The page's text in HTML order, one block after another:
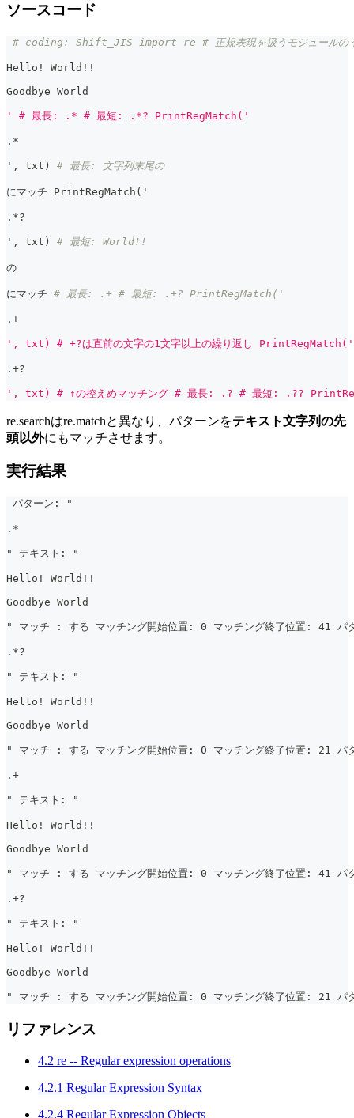
ソースコード
# coding: Shift_JIS import re # 正規表現を扱うモジュー
Hello! World!!
Goodbye World
' # 最長: .* # 最短: .*? PrintRegMatch('
. *
' , txt ) # 最長: 文字列末尾の
にマッチ PrintRegMatch ( '
. *?
' , txt ) # 最短: World!!
の
にマッチ # 最長: .+ # 最短: .+? PrintRegMatch('
. +
', txt) # +?は直前の文字の1文字以上の繰り返し PrintRegMatch('
. +?
', txt) # ↑の控えめマッチング # 最長: .? # 最短: .??
re.searchはre.matchと異なり、パターンをテキスト文字列の先
頭以外にもマッチさせます。
実行結果
パターン: "
.*
" テキスト: "
Hello! World!!
Goodbye World
" マッチ : する マッチング開始位置: 0 マッチング終了位置: 41
.*?
" テキスト: "
Hello! World!!
Goodbye World
" マッチ : する マッチング開始位置: 0 マッチング終了位置: 21
.+
" テキスト: "
Hello! World!!
Goodbye World
" マッチ : する マッチング開始位置: 0 マッチング終了位置: 41
.+?
" テキスト: "
Hello! World!!
Goodbye World
" マッチ : する マッチング開始位置: 0 マッチング終了位置: 21
リファレンス
4.2 re -- Regular expression operations
4.2.1 Regular Expression Syntax
4.2.4 Regular Expression Objects